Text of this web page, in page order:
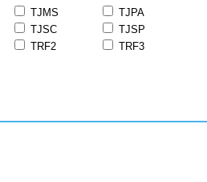
TJMS
TJPA
TJSC
TJSP
TRF2
TRF3